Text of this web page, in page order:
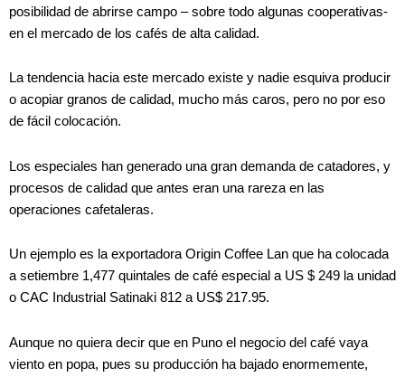
posibilidad de abrirse campo – sobre todo algunas cooperativas-
en el mercado de los cafés de alta calidad.
La tendencia hacia este mercado existe y nadie esquiva producir
o acopiar granos de calidad, mucho más caros, pero no por eso
de fácil colocación.
Los especiales han generado una gran demanda de catadores, y
procesos de calidad que antes eran una rareza en las
operaciones cafetaleras.
Un ejemplo es la exportadora Origin Coffee Lan que ha colocada
a setiembre 1,477 quintales de café especial a US $ 249 la unidad
o CAC Industrial Satinaki 812 a US$ 217.95.
Aunque no quiera decir que en Puno el negocio del café vaya
viento en popa, pues su producción ha bajado enormemente,